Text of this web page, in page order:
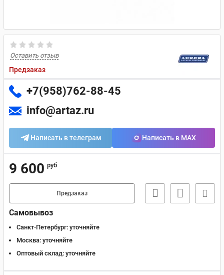
Оставить отзыв
Предзаказ
+7(958)762-88-45
info@artaz.ru
Написать в телеграм Написать в MAX
9 600 руб
Предзаказ
Самовывоз
Санкт-Петербург: уточняйте
Москва: уточняйте
Оптовый склад: уточняйте